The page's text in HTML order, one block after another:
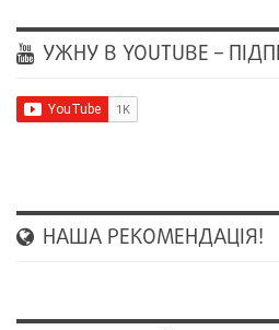
УЖНУ В YOUTUBE –
НАША РЕКОМЕНДАЦІЯ!